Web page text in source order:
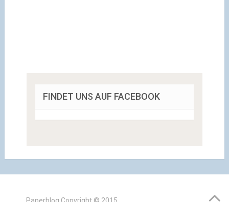
FINDET UNS AUF FACEBOOK
Paperblog Copyright © 2015.